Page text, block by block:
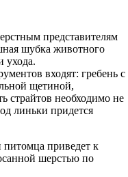
представителям
шубка животного
ухода.
входят: гребень с
щетиной,
страйтов необходимо не
линьки придется
приведет к
шерстью по